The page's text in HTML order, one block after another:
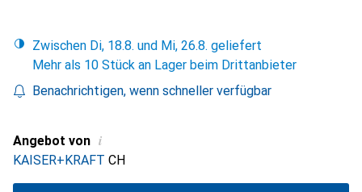
Zwischen Di, 18.8. und Mi, 26.8. geliefert
Mehr als 10 Stück an Lager beim Drittanbieter
Benachrichtigen, wenn schneller verfügbar
Angebot von i
KAISER+KRAFT CH